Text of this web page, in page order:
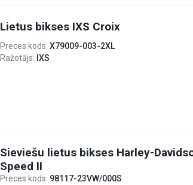
Lietus bikses IXS Croix
Preces kods: X79009-003-2XL
Ražotājs: IXS
Sieviešu lietus bikses Harley-
Speed II
Preces kods: 98117-23VW/000S